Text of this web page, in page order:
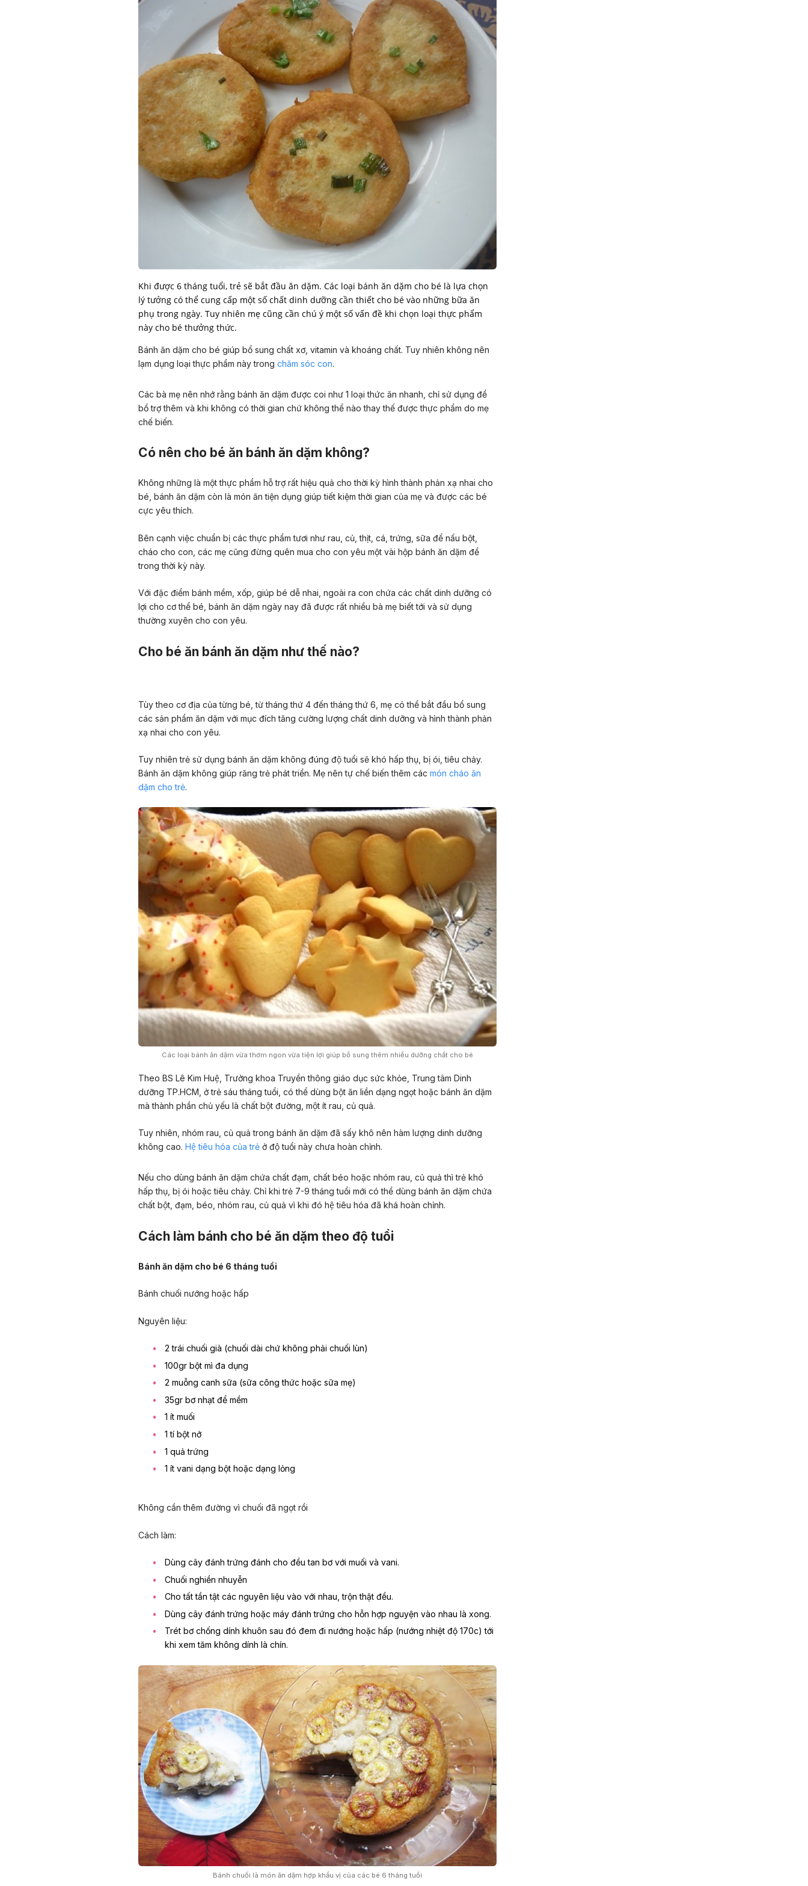
Khi được 6 tháng tuổi, trẻ sẽ bắt đầu ăn dặm. Các loại bánh ăn dặm cho bé là lựa chọn
lý tưởng có thể cung cấp một số chất dinh dưỡng cần thiết cho bé vào những bữa ăn
phụ trong ngày. Tuy nhiên mẹ cũng cần chú ý một số vấn đề khi chọn loại thực phẩm
này cho bé thưởng thức.
Bánh ăn dặm cho bé giúp bổ sung chất xơ, vitamin và khoáng chất. Tuy nhiên không nên
lạm dụng loại thực phẩm này trong chăm sóc con.
Các bà mẹ nên nhớ rằng bánh ăn dặm được coi như 1 loại thức ăn nhanh, chỉ sử dụng để
bổ trợ thêm và khi không có thời gian chứ không thể nào thay thế được thực phẩm do mẹ
chế biến.
Có nên cho bé ăn bánh ăn dặm không?
Không những là một thực phẩm hỗ trợ rất hiệu quả cho thời kỳ hình thành phản xạ nhai cho
bé, bánh ăn dặm còn là món ăn tiện dụng giúp tiết kiệm thời gian của mẹ và được các bé
cực yêu thích.
Bên cạnh việc chuẩn bị các thực phẩm tươi như rau, củ, thịt, cá, trứng, sữa để nấu bột,
cháo cho con, các mẹ cũng đừng quên mua cho con yêu một vài hộp bánh ăn dặm để
trong thời kỳ này.
Với đặc điểm bánh mềm, xốp, giúp bé dễ nhai, ngoài ra con chứa các chất dinh dưỡng có
lợi cho cơ thể bé, bánh ăn dặm ngày nay đã được rất nhiều bà mẹ biết tới và sử dụng
thường xuyên cho con yêu.
Cho bé ăn bánh ăn dặm như thế nào?
Tùy theo cơ địa của từng bé, từ tháng thứ 4 đến tháng thứ 6, mẹ có thể bắt đầu bổ sung
các sản phẩm ăn dặm với mục đích tăng cường lượng chất dinh dưỡng và hình thành phản
xạ nhai cho con yêu.
Tuy nhiên trẻ sử dụng bánh ăn dặm không đúng độ tuổi sẽ khó hấp thụ, bị ói, tiêu chảy.
Bánh ăn dặm không giúp răng trẻ phát triển. Mẹ nên tự chế biến thêm các món cháo ăn
dặm cho trẻ.
Các loại bánh ăn dặm vừa thơm ngon vừa tiện lợi giúp bổ sung thêm nhiều dưỡng chất cho bé
Theo BS Lê Kim Huệ, Trưởng khoa Truyền thông giáo dục sức khỏe, Trung tâm Dinh
dưỡng TP.HCM, ở trẻ sáu tháng tuổi, có thể dùng bột ăn liền dạng ngọt hoặc bánh ăn dặm
mà thành phần chủ yếu là chất bột đường, một ít rau, củ quả.
Tuy nhiên, nhóm rau, củ quả trong bánh ăn dặm đã sấy khô nên hàm lượng dinh dưỡng
không cao. Hệ tiêu hóa của trẻ ở độ tuổi này chưa hoàn chỉnh.
Nếu cho dùng bánh ăn dặm chứa chất đạm, chất béo hoặc nhóm rau, củ quả thì trẻ khó
hấp thụ, bị ói hoặc tiêu chảy. Chỉ khi trẻ 7-9 tháng tuổi mới có thể dùng bánh ăn dặm chứa
chất bột, đạm, béo, nhóm rau, củ quả vì khi đó hệ tiêu hóa đã khá hoàn chỉnh.
Cách làm bánh cho bé ăn dặm theo độ tuổi
Bánh ăn dặm cho bé 6 tháng tuổi
Bánh chuối nướng hoặc hấp
Nguyên liệu:
2 trái chuối già (chuối dài chứ không phải chuối lùn)
100gr bột mì đa dụng
2 muỗng canh sữa (sữa công thức hoặc sữa mẹ)
35gr bơ nhạt để mềm
1 ít muối
1 tí bột nở
1 quả trứng
1 ít vani dạng bột hoặc dạng lỏng
Không cần thêm đường vì chuối đã ngọt rồi
Cách làm:
Dùng cây đánh trứng đánh cho đều tan bơ với muối và vani.
Chuối nghiền nhuyễn
Cho tất tần tật các nguyên liệu vào với nhau, trộn thật đều.
Dùng cây đánh trứng hoặc máy đánh trứng cho hỗn hợp nguyện vào nhau là xong.
Trét bơ chống dính khuôn sau đó đem đi nướng hoặc hấp (nướng nhiệt độ 170c) tới
khi xem tăm không dính là chín.
Bánh chuối là món ăn dặm hợp khẩu vị của các bé 6 tháng tuổi